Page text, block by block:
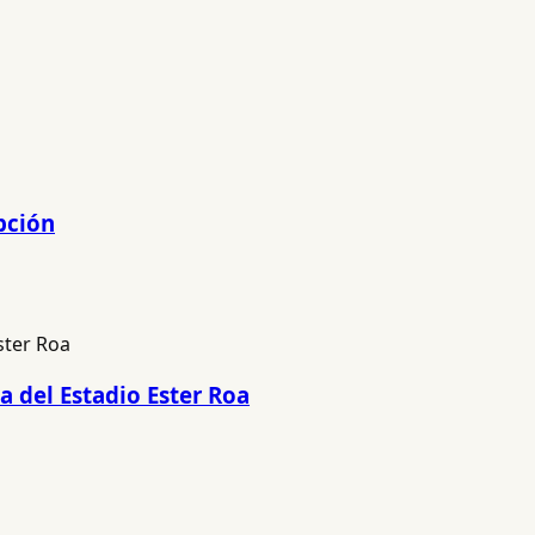
del Estadio Ester Roa